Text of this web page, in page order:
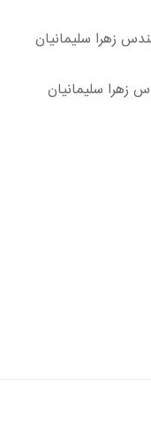
زهرا سلیمانیان
زهرا سلیمانیان